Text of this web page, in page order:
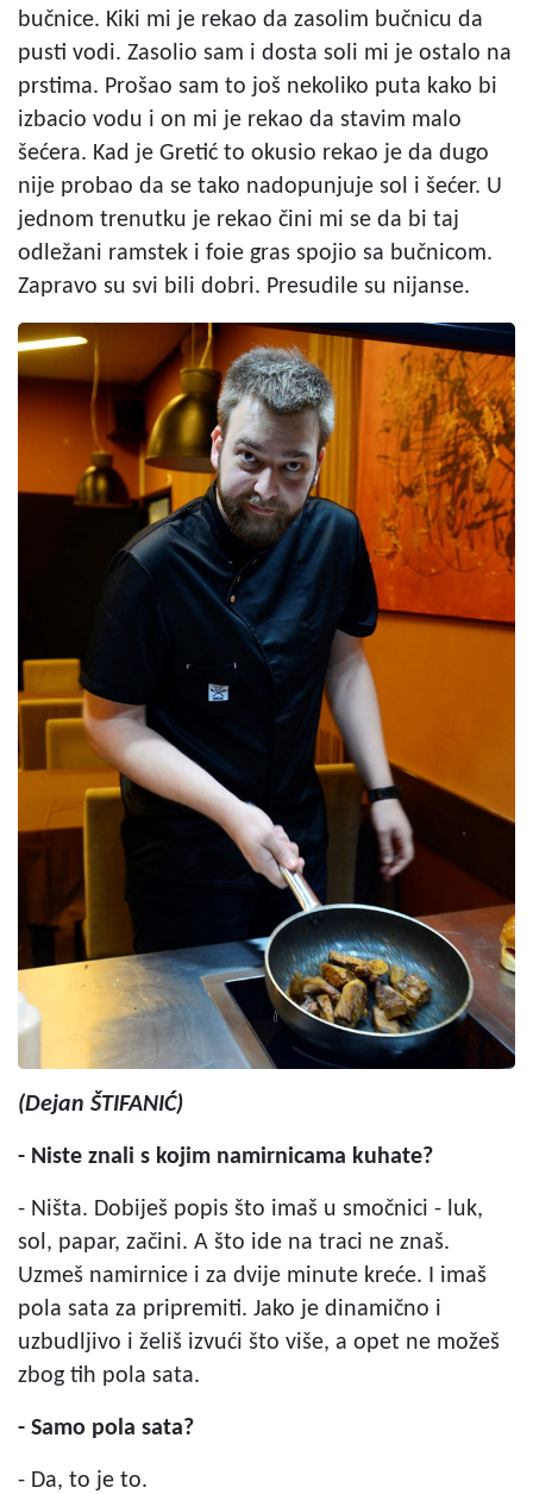
bučnice. Kiki mi je rekao da zasolim bučnicu da
pusti vodi. Zasolio sam i dosta soli mi je ostalo na
prstima. Prošao sam to još nekoliko puta kako bi
izbacio vodu i on mi je rekao da stavim malo
šećera. Kad je Gretić to okusio rekao je da dugo
nije probao da se tako nadopunjuje sol i šećer. U
jednom trenutku je rekao čini mi se da bi taj
odležani ramstek i foie gras spojio sa bučnicom.
Zapravo su svi bili dobri. Presudile su nijanse.
(Dejan ŠTIFANIĆ)
- Niste znali s kojim namirnicama kuhate?
- Ništa. Dobiješ popis što imaš u smočnici - luk,
sol, papar, začini. A što ide na traci ne znaš.
Uzmeš namirnice i za dvije minute kreće. I imaš
pola sata za pripremiti. Jako je dinamično i
uzbudljivo i želiš izvući što više, a opet ne možeš
zbog tih pola sata.
- Samo pola sata?
- Da, to je to.